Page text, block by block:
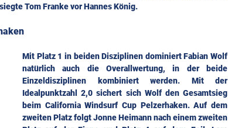
Tom Franke vor Hannes König.
Mit Platz 1 in beiden Disziplinen dominiert Fabian Wolf
natürlich auch die Overallwertung, in der beide
Einzeldisziplinen kombiniert werden. Mit der
Idealpunktzahl 2,0 sichert sich Wolf den Gesamtsieg
beim California Windsurf Cup Pelzerhaken. Auf dem
zweiten Platz folgt Jonne Heimann nach einem zweiten